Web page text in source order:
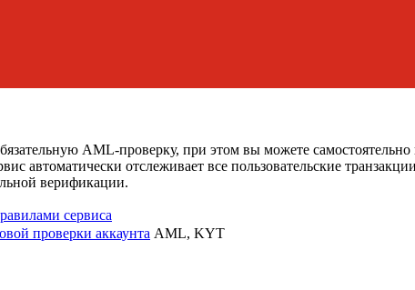
AML-проверку, при этом вы можете
автоматически отслеживает все пользовательские
верификации.
сервиса
проверки аккаунта AML, KYT